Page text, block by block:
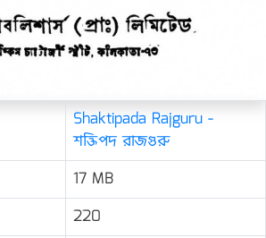
Shaktipada Rajguru -
শক্তিপদ রাজগুরু
17 MB
220